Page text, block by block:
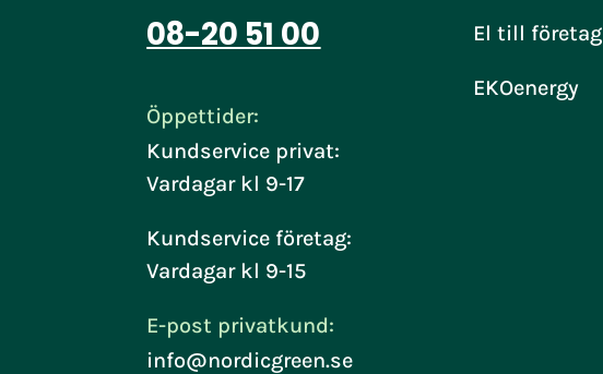
08-20 51 00
Öppettider:
Kundservice privat:
Vardagar kl 9-17
Kundservice företag:
Vardagar kl 9-15
E-post privatkund:
info@nordicgreen.se
El till företag
EKOenergy